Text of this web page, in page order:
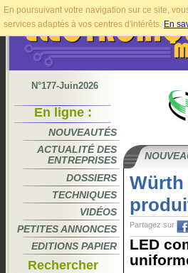
En poursuivant votre navigation sur ce site,
services adaptés à vos centres d'intérêts. En
N°177-Juin2026
En ligne :
NOUVEAUTÉS
ACTUALITÉ DES
ENTREPRISES
DOSSIERS
TECHNIQUES
VIDÉOS
PETITES ANNONCES
EDITIONS PAPIER
Rechercher
Würth
Partagez sur
LED